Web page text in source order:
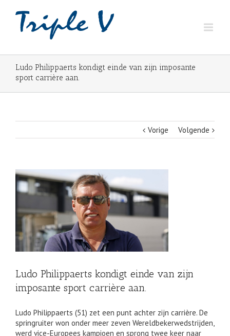
Ludo Philippaerts kondigt einde van zijn imposante
sport carrière aan.
Vorige Volgende
Ludo Philippaerts kondigt einde van zijn
imposante sport carrière aan.
Ludo Philippaerts (51) zet een punt achter zijn carrière. De
springruiter won onder meer zeven Wereldbekerwedstrijden,
werd vice-Europees kampioen en sprong twee keer naar